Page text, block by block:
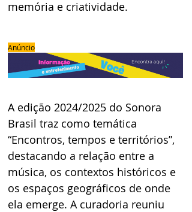
memória e criatividade.
Anúncio
A edição 2024/2025 do Sonora
Brasil traz como temática
“Encontros, tempos e territórios”,
destacando a relação entre a
música, os contextos históricos e
os espaços geográficos de onde
ela emerge. A curadoria reuniu